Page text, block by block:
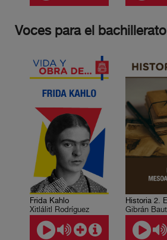
Voces para el bachillerato
Frida Kahlo
Xitlálitl Rodríguez